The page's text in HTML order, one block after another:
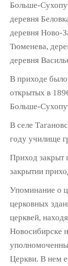
Больше-
деревня
деревня Ново-
Тюменева,
деревня
В приходе
открытых в
Больше-
В селе
году училище
Приход закрыт
закрытии
Упоминание о
церковных
церквей,
Новосибирске
Церкви. В нем